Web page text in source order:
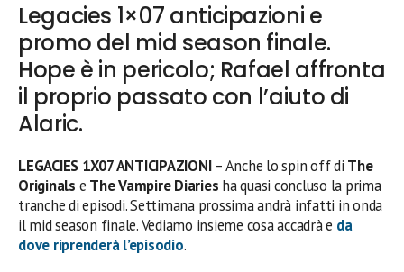
Legacies 1×07 anticipazioni e
promo del mid season finale.
Hope è in pericolo; Rafael affronta
il proprio passato con l’aiuto di
Alaric.
LEGACIES 1X07 ANTICIPAZIONI– Anche lo spin off di The
Originals e The Vampire Diaries ha quasi concluso la prima
tranche di episodi. Settimana prossima andrà infatti in onda
il mid season finale. Vediamo insieme cosa accadrà e da
dove riprenderà l’episodio.